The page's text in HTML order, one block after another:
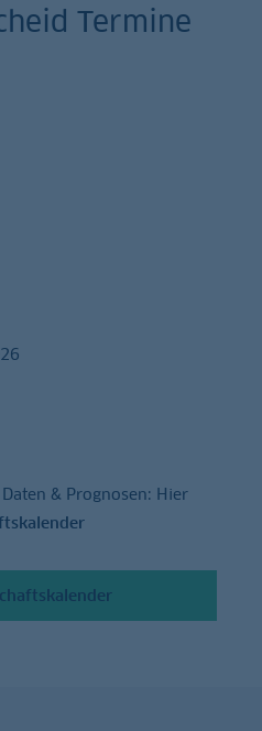
Termine
& Prognosen: Hier